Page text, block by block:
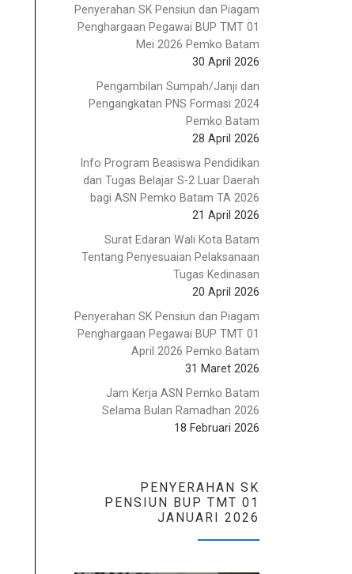
Penyerahan SK Pensiun dan Piagam
Penghargaan Pegawai BUP TMT 01
Mei 2026 Pemko Batam
30 April 2026
Pengambilan Sumpah/Janji dan
Pengangkatan PNS Formasi 2024
Pemko Batam
28 April 2026
Info Program Beasiswa Pendidikan
dan Tugas Belajar S-2 Luar Daerah
bagi ASN Pemko Batam TA 2026
21 April 2026
Surat Edaran Wali Kota Batam
Tentang Penyesuaian Pelaksanaan
Tugas Kedinasan
20 April 2026
Penyerahan SK Pensiun dan Piagam
Penghargaan Pegawai BUP TMT 01
April 2026 Pemko Batam
31 Maret 2026
Jam Kerja ASN Pemko Batam
Selama Bulan Ramadhan 2026
18 Februari 2026
PENYERAHAN SK
PENSIUN BUP TMT 01
JANUARI 2026